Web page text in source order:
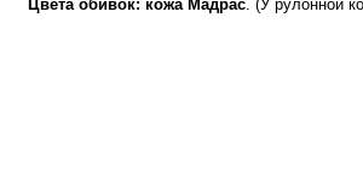
Цвета обивок: кожа Мадрас. (У рулонной